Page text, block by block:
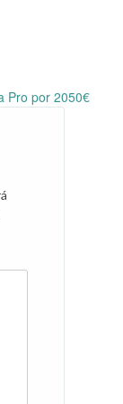
Pro por 2050€